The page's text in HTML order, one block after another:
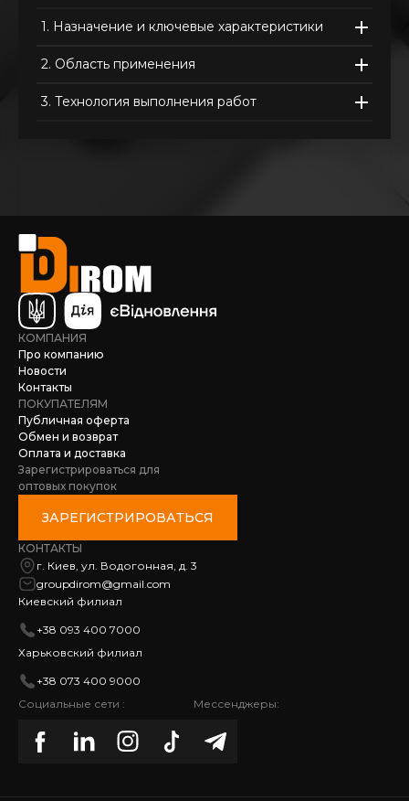
1. Назначение и ключевые характеристики
2. Область применения
3. Технология выполнения работ
КОМПАНИЯ
Про компанию
Новости
Контакты
ПОКУПАТЕЛЯМ
Публичная оферта
Обмен и возврат
Оплата и доставка
Зарегистрироваться для
оптовых покупок
ЗАРЕГИСТРИРОВАТЬСЯ
КОНТАКТЫ
г. Киев, ул. Водогонная, д. 3
groupdirom@gmail.com
Киевский филиал
+38 093 400 7000
Харьковский филиал
+38 073 400 9000
Социальные сети :
Мессенджеры: